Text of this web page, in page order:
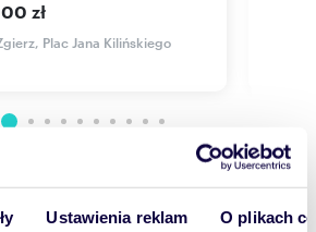
Ustawienia reklam O plikach
marzącej o dużym ogrodzie i
lasem.
systematycznie rośnie.
kontaktu i obejrzenia działki w
zł
Plac Jana Kilińskiego
Wyślij